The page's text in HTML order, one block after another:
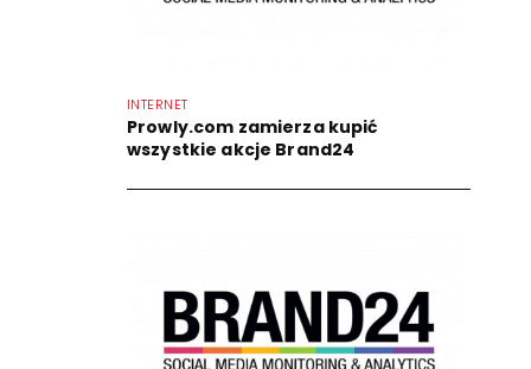
INTERNET
Prowly.com zamierza kupić
wszystkie akcje Brand24